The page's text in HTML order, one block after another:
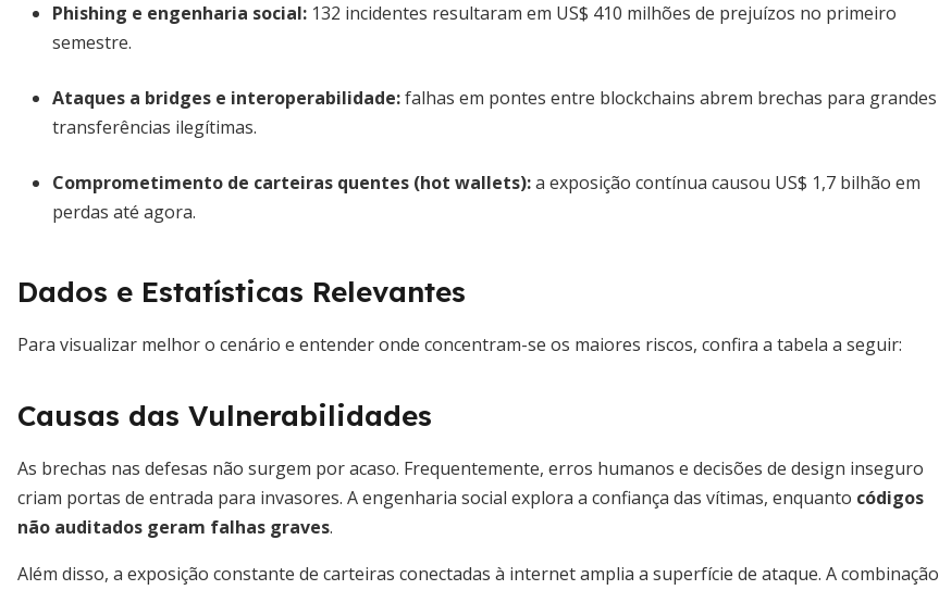
Phishing e engenharia social: 132 incidentes resultaram em US$ 410 milhões de prejuízos no primeiro
semestre.
Ataques a bridges e interoperabilidade:falhas em pontes entre blockchains abrem brechas para grandes
transferências ilegítimas.
Comprometimento de carteiras quentes (hot wallets):a exposição contínua causou US$ 1,7 bilhão em
perdas até agora.
Dados e Estatísticas Relevantes
Para visualizar melhor o cenário e entender onde concentram-se os maiores riscos, confira a tabela a seguir:
Causas das Vulnerabilidades
As brechas nas defesas não surgem por acaso. Frequentemente, erros humanos e decisões de design inseguro
criam portas de entrada para invasores. A engenharia social explora a confiança das vítimas, enquanto códigos
não auditados geram falhas graves.
Além disso, a exposição constante de carteiras conectadas à internet amplia a superfície de ataque. A combinação